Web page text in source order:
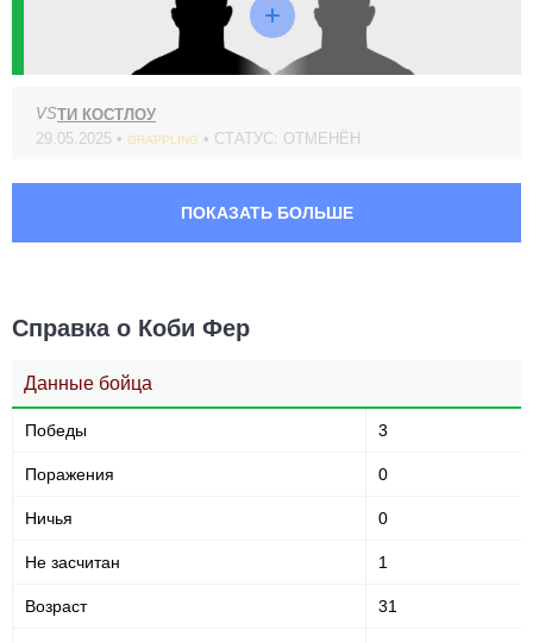
VSТИ КОСТЛОУ
29.05.2025 • GRAPPLING • СТАТУС: ОТМЕНЁН
ПОКАЗАТЬ БОЛЬШЕ
Справка о Коби Фер
Данные бойца
Победы 3
Поражения 0
Ничья 0
Не засчитан 1
Возраст 31